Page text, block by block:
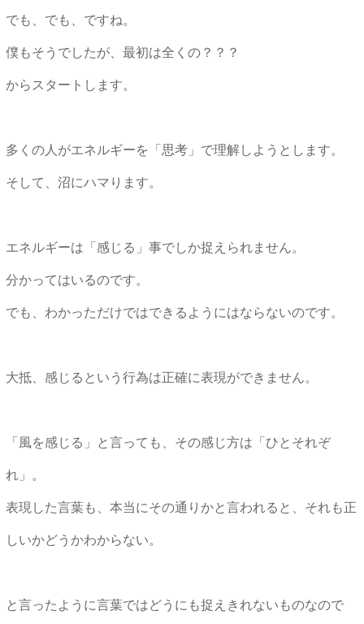
でも、でも、ですね。
僕もそうでしたが、最初は全くの？？？
からスタートします。
多くの人がエネルギーを「思考」で理解しようとします。
そして、沼にハマります。
エネルギーは「感じる」事でしか捉えられません。
分かってはいるのです。
でも、わかっただけではできるようにはならないのです。
大抵、感じるという行為は正確に表現ができません。
「風を感じる」と言っても、その感じ方は「ひとそれぞ
れ」。
表現した言葉も、本当にその通りかと言われると、それも正
しいかどうかわからない。
と言ったように言葉ではどうにも捉えきれないものなので